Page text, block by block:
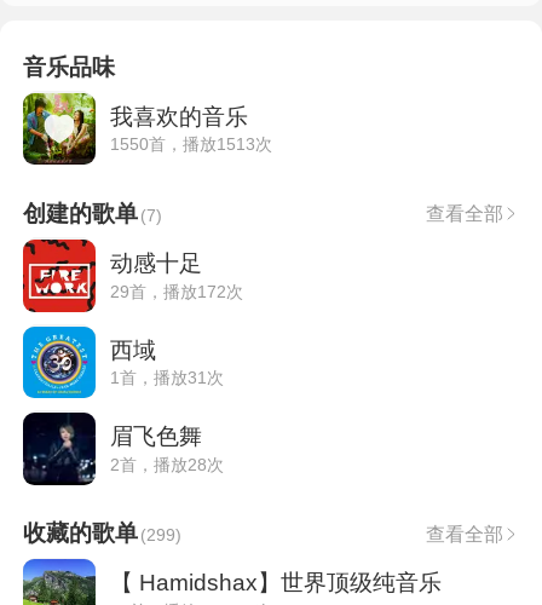
音乐品味
我喜欢的音乐
1550首，播放1513次
创建的歌单(7) 查看全部
动感十足
29首，播放172次
西域
1首，播放31次
眉飞色舞
2首，播放28次
收藏的歌单(299) 查看全部
【 Hamidshax】世界顶级纯音乐